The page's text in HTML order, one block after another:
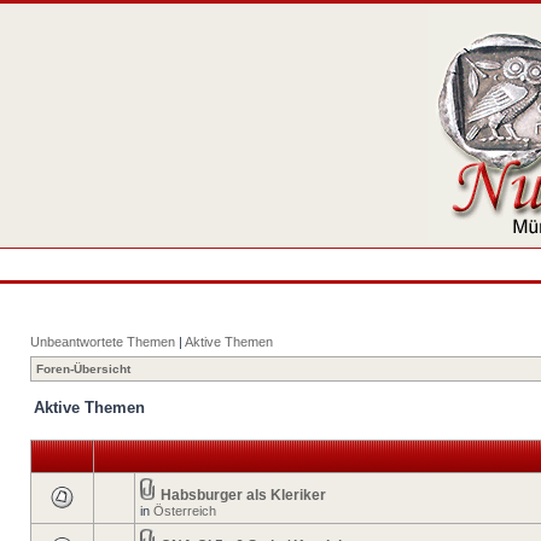
Unbeantwortete Themen | Aktive Themen
Foren-Übersicht
Aktive Themen
Habsburger als Kleriker
in Österreich